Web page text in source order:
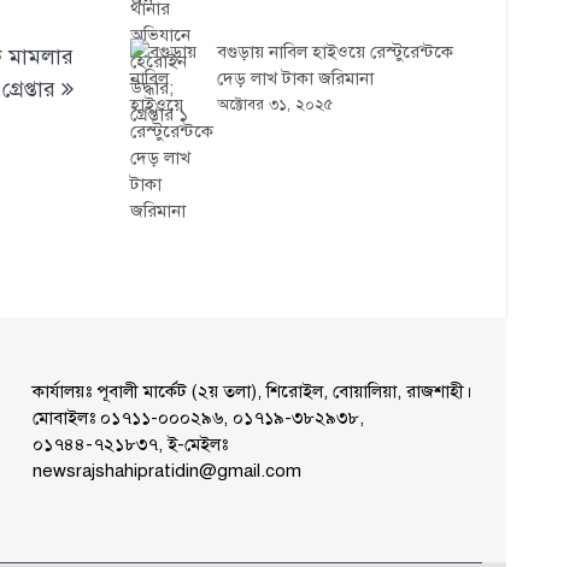
মামলার
বগুড়ায় নাবিল হাইওয়ে রেস্টুরেন্টকে
দেড় লাখ টাকা জরিমানা
অক্টোবর ৩১, ২০২৫
কার্যালয়ঃ পূবালী মার্কেট (২য় তলা), শিরোইল, বোয়ালিয়া, রাজশাহী।
মোবাইলঃ ০১৭১১-০০০২৯৬, ০১৭১৯-৩৮২৯৩৮,
০১৭৪৪-৭২১৮৩৭, ই-মেইলঃ
newsrajshahipratidin@gmail.com